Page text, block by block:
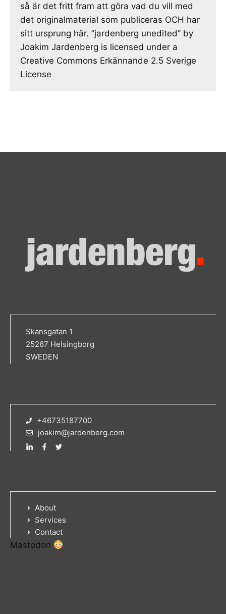
så är det fritt fram att göra vad du vill med
det originalmaterial som publiceras OCH har
sitt ursprung här. ”jardenberg unedited” by
Joakim Jardenberg is licensed under a
Creative Commons Erkännande 2.5 Sverige
License
Skansgatan 1
25267 Helsingborg
SWEDEN
+46735187700
joakim@jardenberg.com
About
Services
Contact
Mastodon